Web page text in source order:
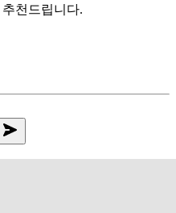
천드립니다.